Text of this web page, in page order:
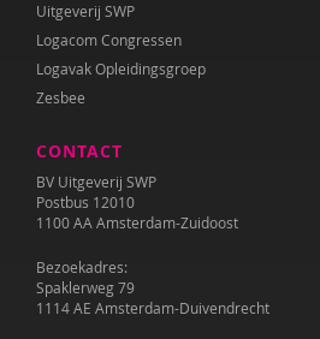
Uitgeverij SWP
Logacom Congressen
Logavak Opleidingsgroep
Zesbee
CONTACT
BV Uitgeverij SWP
Postbus 12010
1100 AA Amsterdam-Zuidoost
Bezoekadres:
Spaklerweg 79
1114 AE Amsterdam-Duivendrecht